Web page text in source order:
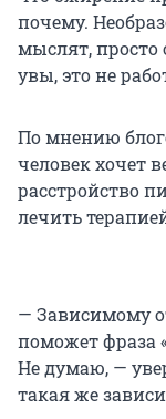
почему.
мыслят, просто
увы, это не
По мнению
человек хочет
расстройство
лечить
— Зависимому
поможет фраза
Не думаю, —
такая же